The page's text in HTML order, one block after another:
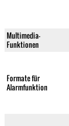
Multimedia-
Funktionen
Formate für
Alarmfunktion